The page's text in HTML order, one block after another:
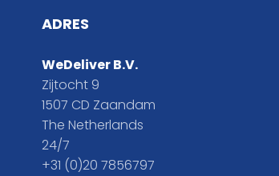
ADRES
WeDeliver B.V.
Zijtocht 9
1507 CD Zaandam
The Netherlands
24/7
+31 (0)20 7856797